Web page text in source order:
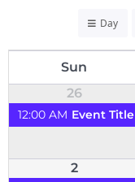
Day
Sun
26
12:00 AM Event Title
2